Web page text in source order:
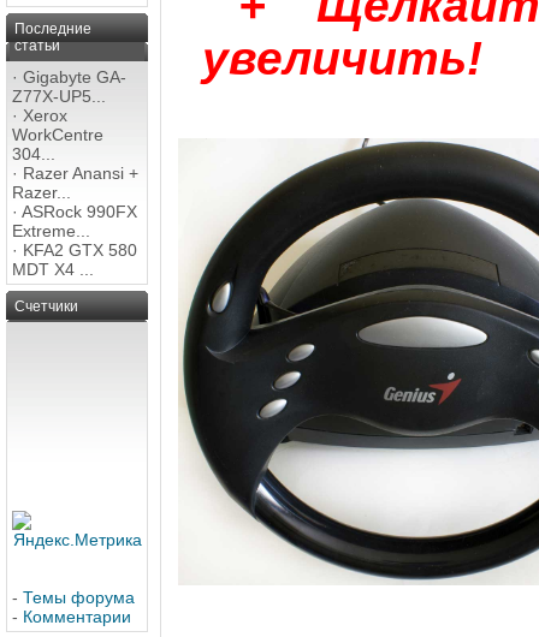
Последние
статьи
· Gigabyte GA-
Z77X-UP5...
· Xerox
WorkCentre
304...
· Razer Anansi +
Razer...
· ASRock 990FX
Extreme...
· KFA2 GTX 580
MDT X4 ...
Счетчики
- Темы форума
- Комментарии
увеличить!